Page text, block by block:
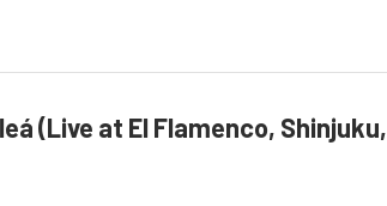
(Live at El Flamenco,